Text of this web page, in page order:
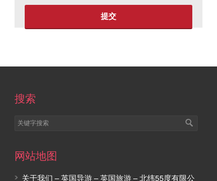
搜索
网站地图
关于我们 – 英国导游 – 英国旅游 – 北纬55度有限公